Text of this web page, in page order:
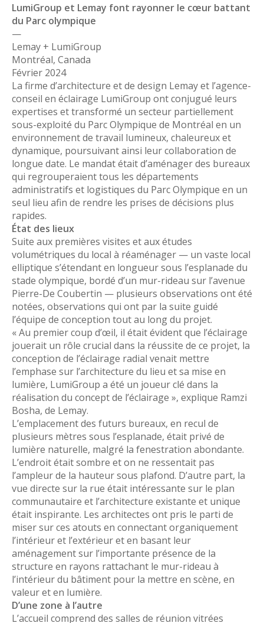
LumiGroup et Lemay font rayonner le cœur battant
du Parc olympique
—
Lemay + LumiGroup
Montréal, Canada
Février 2024
La firme d’architecture et de design Lemay et l’agence-
conseil en éclairage LumiGroup ont conjugué leurs
expertises et transformé un secteur partiellement
sous-exploité du Parc Olympique de Montréal en un
environnement de travail lumineux, chaleureux et
dynamique, poursuivant ainsi leur collaboration de
longue date. Le mandat était d’aménager des bureaux
qui regrouperaient tous les départements
administratifs et logistiques du Parc Olympique en un
seul lieu afin de rendre les prises de décisions plus
rapides.
État des lieux
Suite aux premières visites et aux études
volumétriques du local à réaménager — un vaste local
elliptique s’étendant en longueur sous l’esplanade du
stade olympique, bordé d’un mur-rideau sur l’avenue
Pierre-De Coubertin — plusieurs observations ont été
notées, observations qui ont par la suite guidé
l’équipe de conception tout au long du projet.
« Au premier coup d’œil, il était évident que l’éclairage
jouerait un rôle crucial dans la réussite de ce projet, la
conception de l’éclairage radial venait mettre
l’emphase sur l’architecture du lieu et sa mise en
lumière, LumiGroup a été un joueur clé dans la
réalisation du concept de l’éclairage », explique Ramzi
Bosha, de Lemay.
L’emplacement des futurs bureaux, en recul de
plusieurs mètres sous l’esplanade, était privé de
lumière naturelle, malgré la fenestration abondante.
L’endroit était sombre et on ne ressentait pas
l’ampleur de la hauteur sous plafond. D’autre part, la
vue directe sur la rue était intéressante sur le plan
communautaire et l’architecture existante et unique
était inspirante. Les architectes ont pris le parti de
miser sur ces atouts en connectant organiquement
l’intérieur et l’extérieur et en basant leur
aménagement sur l’importante présence de la
structure en rayons rattachant le mur-rideau à
l’intérieur du bâtiment pour la mettre en scène, en
valeur et en lumière.
D’une zone à l’autre
L’accueil comprend des salles de réunion vitrées